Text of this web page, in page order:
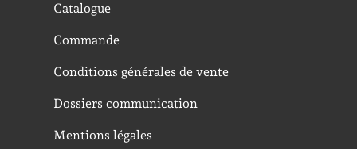
Catalogue
Commande
Conditions générales de vente
Dossiers communication
Mentions légales